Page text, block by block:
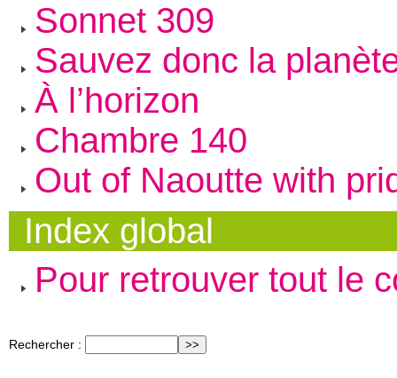
Sonnet 309
Sauvez donc la
À l’horizon
Chambre 140
Out of Naoutte with
Index global
Pour retrouver tout le
Rechercher :